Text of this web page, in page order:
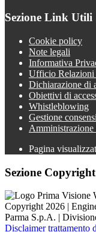
Sezione Link Utili
Cookie policy
Note legali
Informativa
Ufficio
Dichiarazione di
Obiettivi di
Whistleblowing
Gestione
Amministrazione
Pagina
Sezione Copyright
Copyright 2026 |
Parma S.p.A. |
Disclaimer trattamento